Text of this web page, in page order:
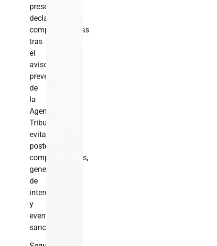
presentar
declaraciones
complementarias
tras
el
aviso
preventivo
de
la
Agencia
Tributaria,
evitando
posteriores
comprobaciones,
generación
de
intereses
y
eventuales
sanciones.